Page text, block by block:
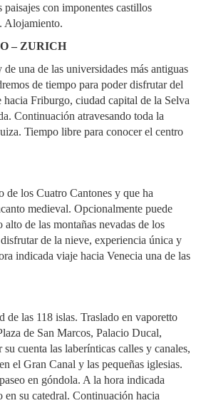
con imponentes castillos
Alojamiento.
– ZURICH
una de las universidades más antiguas
de tiempo para poder disfrutar del
Friburgo, ciudad capital de la Selva
Continuación atravesando toda la
Tiempo libre para conocer el centro
de los Cuatro Cantones y que ha
medieval. Opcionalmente puede
de las montañas nevadas de los
de la nieve, experiencia única y
indicada viaje hacia Venecia una de las
de las 118 islas. Traslado en vaporetto
de San Marcos, Palacio Ducal,
cuenta las laberínticas calles y canales,
el Gran Canal y las pequeñas iglesias.
en góndola. A la hora indicada
su catedral. Continuación hacia